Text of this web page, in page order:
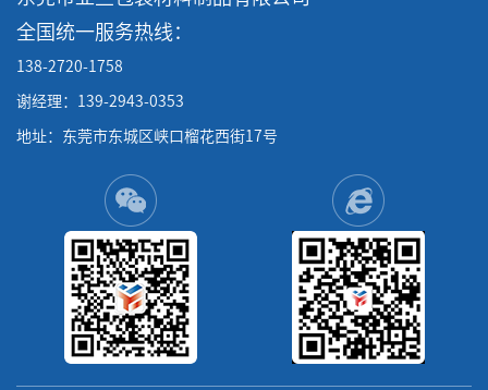
全国统一服务热线：
138-2720-1758
谢经理：139-2943-0353
地址：东莞市东城区峡口榴花西街17号